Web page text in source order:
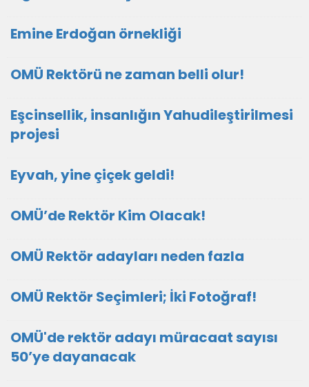
Emine Erdoğan örnekliği
OMÜ Rektörü ne zaman belli olur!
Eşcinsellik, insanlığın Yahudileştirilmesi
projesi
Eyvah, yine çiçek geldi!
OMÜ’de Rektör Kim Olacak!
OMÜ Rektör adayları neden fazla
OMÜ Rektör Seçimleri; İki Fotoğraf!
OMÜ'de rektör adayı müracaat sayısı
50’ye dayanacak